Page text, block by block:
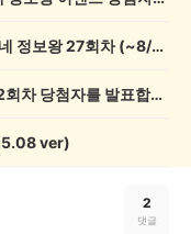
💸 전원 2,000캐시 지급! 우리 동네 정보왕 27회차 (~8/10)
💰[당첨자 발표] 우리 동네 썰전 12회차 당첨자를 발표합니다!
ver)
2
댓글